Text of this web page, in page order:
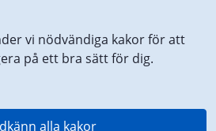
vi nödvändiga kakor för att
på ett bra sätt för dig.
alla kakor